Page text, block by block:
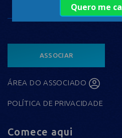
ASSOCIAR
ÁREA DO ASSOCIADO
POLÍTICA DE PRIVACIDADE
Comece aqui